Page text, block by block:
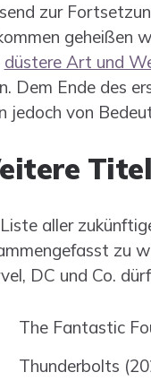
zur
geheißen
düstere Art und
Dem Ende des
jedoch von
aller
zu
DC und Co.
The Fantastic
Thunderbolts